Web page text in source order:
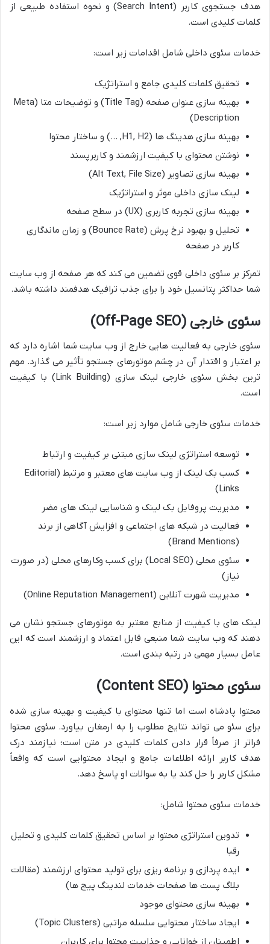
هدف جستجوی کاربر (Search Intent) و نحوه استفاده طبیعی از
کلمات کلیدی است.
خدمات سئوی داخلی شامل اقدامات زیر است:
تحقیق کلمات کلیدی جامع و استراتژیک
بهینه سازی عنوان صفحه (Title Tag) و توضیحات متا (Meta
Description)
بهینه سازی هدینگ ها (H1, H2, …) و ساختار محتوا
نوشتن محتوای با کیفیت ارزشمند و کاربرپسند
بهینه سازی تصاویر (Alt Text, File Size)
لینک سازی داخلی موثر و استراتژیک
بهینه سازی تجربه کاربری (UX) در سطح صفحه
تحلیل و بهبود نرخ پرش (Bounce Rate) و زمان ماندگاری
کاربر در صفحه
تمرکز بر سئوی داخلی قوی تضمین می کند که هر صفحه از وب سایت
شما حداکثر پتانسیل خود را برای جذب ترافیک هدفمند داشته باشد.
سئوی خارجی (Off-Page SEO)
سئوی خارجی به فعالیت هایی خارج از وب سایت شما اشاره دارد که
بر اعتبار و اقتدار آن در چشم موتورهای جستجو تأثیر می گذارد. مهم
ترین بخش سئوی خارجی لینک سازی (Link Building) با کیفیت
است.
خدمات سئوی خارجی شامل موارد زیر است:
توسعه استراتژی لینک سازی مبتنی بر کیفیت و ارتباط
کسب بک لینک از وب سایت های معتبر و مرتبط (Editorial
Links)
مدیریت پروفایل بک لینک و شناسایی لینک های مضر
فعالیت در شبکه های اجتماعی و افزایش آگاهی از برند
(Brand Mentions)
سئوی محلی (Local SEO) برای کسب وکارهای محلی (در صورت
نیاز)
مدیریت شهرت آنلاین (Online Reputation Management)
لینک های با کیفیت از منابع معتبر به موتورهای جستجو نشان می
دهند که وب سایت شما منبعی قابل اعتماد و ارزشمند است که این
عامل بسیار مهمی در رتبه بندی است.
سئوی محتوا (Content SEO)
محتوا پادشاه است اما تنها محتوای با کیفیت و بهینه سازی شده
برای سئو می تواند نتایج مطلوب را به ارمغان بیاورد. سئوی محتوا
فراتر از صرفاً قرار دادن کلمات کلیدی در متن است؛ نیازمند درک
هدف کاربر ارائه اطلاعات جامع و ایجاد محتوایی است که واقعاً
مشکل کاربر را حل کند یا به سوالات او پاسخ دهد.
خدمات سئوی محتوا شامل:
تدوین استراتژی محتوا بر اساس تحقیق کلمات کلیدی و تحلیل
رقبا
ایده پردازی و برنامه ریزی برای تولید محتوای ارزشمند (مقالات
بلاگ پست ها صفحات خدمات لندینگ پیج ها)
بهینه سازی محتوای موجود
ایجاد ساختار محتوایی سلسله مراتبی (Topic Clusters)
اطمینان از خوانایی و جذابیت محتوا برای کاربران